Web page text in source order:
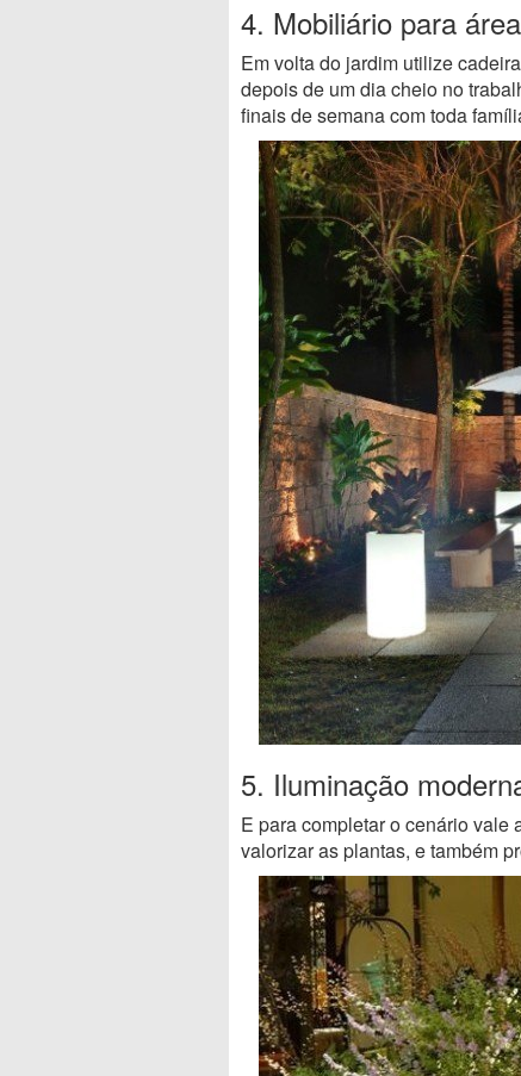
4. Mobiliário para
Em volta do jardim utilize
depois de um dia cheio no
finais de semana com toda
5. Iluminação
E para completar o cenário vale
valorizar as plantas, e também